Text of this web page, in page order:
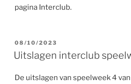
pagina Interclub.
GEPLAATST
OP
08/10/2023
Uitslagen interclub
De uitslagen van speelweek 4